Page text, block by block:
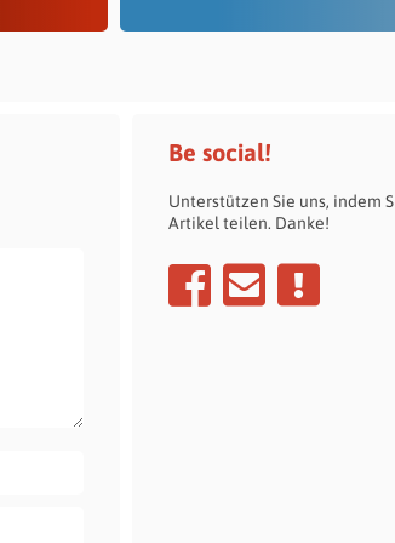
Be social!
Unterstützen Sie uns, indem
Artikel teilen. Danke!